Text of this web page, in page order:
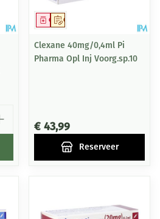
Op voorschrift
Geneesmiddel
Clexane 40mg/0,4ml Pi
Pharma Opl Inj Voorg.sp.10
€ 43,99
Reserveer